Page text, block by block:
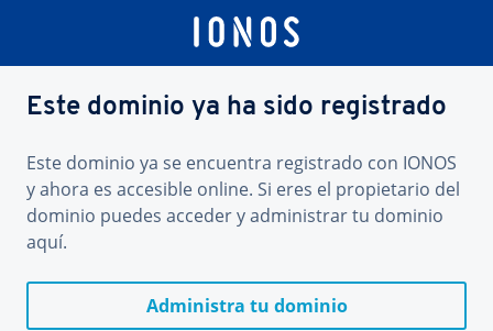
Este dominio ya ha sido registrado
Este dominio ya se encuentra registrado con IONOS
y ahora es accesible online. Si eres el propietario del
dominio puedes acceder y administrar tu dominio
aquí.
Administra tu dominio